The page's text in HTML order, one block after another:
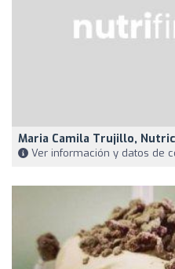
Maria Camila Trujillo,
Ver información y datos de